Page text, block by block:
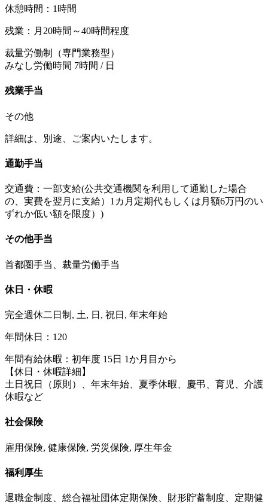
休憩時間：1時間
残業：月20時間～40時間程度
裁量労働制（専門業務型）
みなし労働時間 7時間 / 日
残業手当
その他
詳細は、別途、ご案内いたします。
通勤手当
交通費：一部支給(公共交通機関を利用して通勤した場合
の、実費を翌月に支給）1カ月定期代もしくは月額6万円のい
ずれか低い額を限度）)
その他手当
首都圏手当、裁量労働手当
休日・休暇
完全週休二日制, 土, 日, 祝日, 年末年始
年間休日：120
年間有給休暇：初年度 15日 1か月目から
【休日・休暇詳細】
土日祝日（原則）、年末年始、夏季休暇、慶弔、育児、介護
休暇など
社会保険
雇用保険, 健康保険, 労災保険, 厚生年金
福利厚生
退職金制度、総合福祉団体定期保険、財形貯蓄制度、定期健